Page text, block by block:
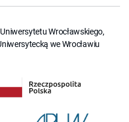
Wrocławskiego,
we Wrocławiu